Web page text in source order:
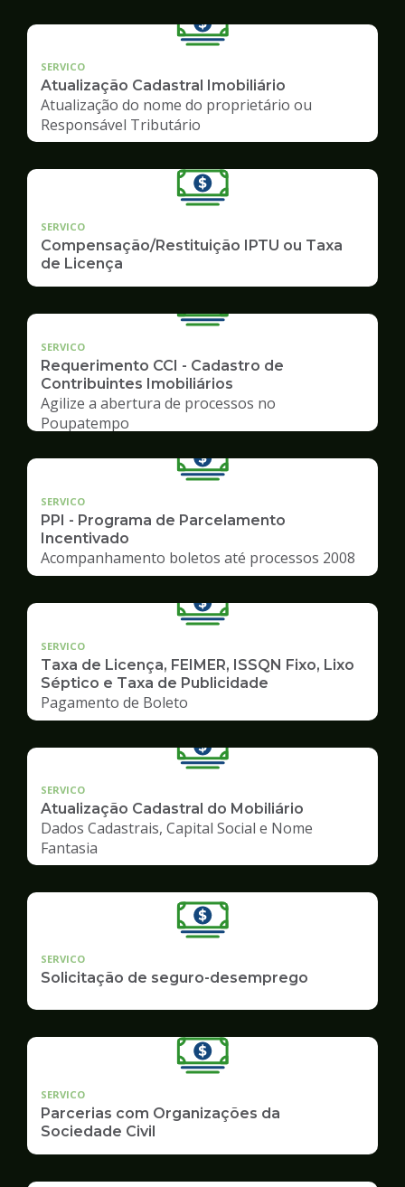
SERVICO
Atualização Cadastral Imobiliário
Atualização do nome do proprietário ou
Responsável Tributário
SERVICO
Compensação/Restituição IPTU ou Taxa
de Licença
SERVICO
Requerimento CCI - Cadastro de
Contribuintes Imobiliários
Agilize a abertura de processos no
Poupatempo
SERVICO
PPI - Programa de Parcelamento
Incentivado
Acompanhamento boletos até processos 2008
SERVICO
Taxa de Licença, FEIMER, ISSQN Fixo, Lixo
Séptico e Taxa de Publicidade
Pagamento de Boleto
SERVICO
Atualização Cadastral do Mobiliário
Dados Cadastrais, Capital Social e Nome
Fantasia
SERVICO
Solicitação de seguro-desemprego
SERVICO
Parcerias com Organizações da
Sociedade Civil